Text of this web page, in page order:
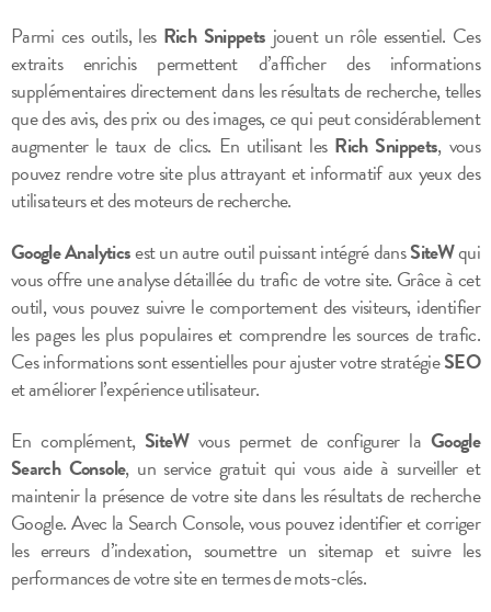
Parmi ces outils, les Rich Snippets jouent un rôle essentiel. Ces
extraits enrichis permettent d’afficher des informations
supplémentaires directement dans les résultats de recherche, telles
que des avis, des prix ou des images, ce qui peut considérablement
augmenter le taux de clics. En utilisant les Rich Snippets, vous
pouvez rendre votre site plus attrayant et informatif aux yeux des
utilisateurs et des moteurs de recherche.
Google Analyticsest un autre outil puissant intégré dansSiteWqui
vous offre une analyse détaillée du trafic de votre site. Grâce à cet
outil, vous pouvez suivre le comportement des visiteurs, identifier
les pages les plus populaires et comprendre les sources de trafic.
Ces informations sont essentielles pour ajuster votre stratégieSEO
et améliorer l’expérience utilisateur.
En complément, SiteWvous permet de configurer la Google
Search Console, un service gratuit qui vous aide à surveiller et
maintenir la présence de votre site dans les résultats de recherche
Google. Avec la Search Console, vous pouvez identifier et corriger
les erreurs d’indexation, soumettre un sitemap et suivre les
performances de votre site en termes de mots-clés.